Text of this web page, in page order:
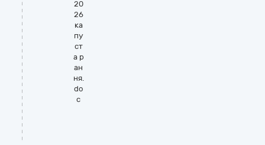
20
26
ка
пу
ст
а р
ан
ня.
do
c